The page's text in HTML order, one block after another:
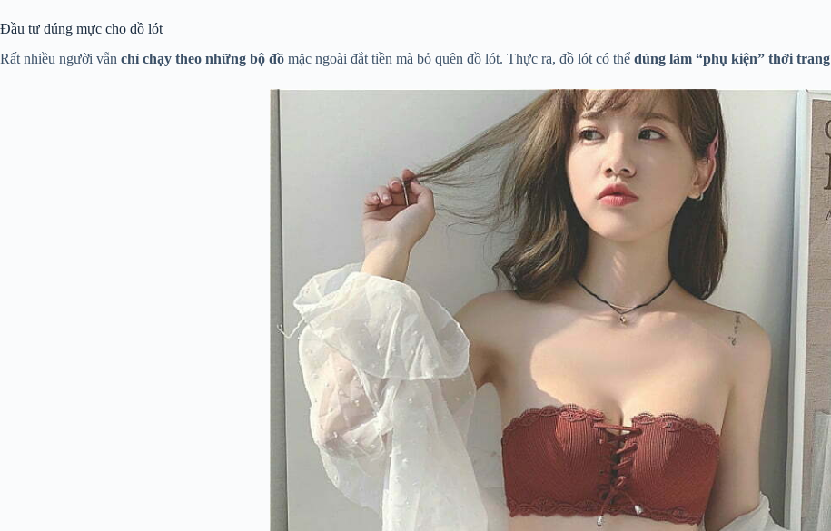
Đầu tư đúng mực cho đồ lót
Rất nhiều người vẫn chỉ chạy theo những bộ đồ mặc ngoài đắt tiền mà bỏ quên đồ lót. Thực ra, đồ lót có thể dùng làm “phụ kiện” thời trang